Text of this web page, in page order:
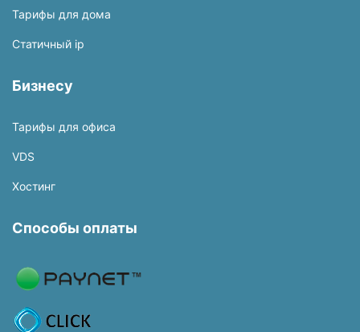
Тарифы для дома
Статичный ip
Бизнесу
Тарифы для офиса
VDS
Хостинг
Способы оплаты